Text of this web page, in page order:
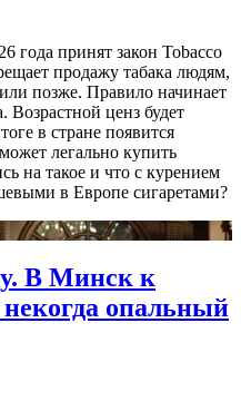
года принят закон Tobacco
продажу табака людям,
позже. Правило начинает
Возрастной ценз будет
в стране появится
легально купить
на такое и что с курением
в Европе сигаретами?
В Минск к
опальный